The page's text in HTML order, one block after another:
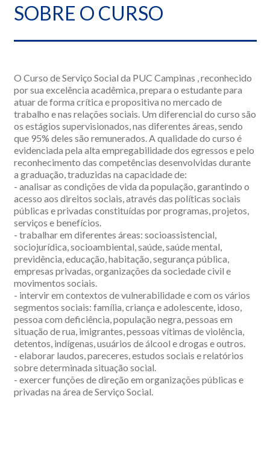
SOBRE O CURSO
O Curso de Serviço Social da PUC Campinas , reconhecido
por sua excelência acadêmica, prepara o estudante para
atuar de forma crítica e propositiva no mercado de
trabalho e nas relações sociais. Um diferencial do curso são
os estágios supervisionados, nas diferentes áreas, sendo
que 95% deles são remunerados. A qualidade do curso é
evidenciada pela alta empregabilidade dos egressos e pelo
reconhecimento das competências desenvolvidas durante
a graduação, traduzidas na capacidade de:
- analisar as condições de vida da população, garantindo o
acesso aos direitos sociais, através das políticas sociais
públicas e privadas constituídas por programas, projetos,
serviços e benefícios.
- trabalhar em diferentes áreas: socioassistencial,
sociojurídica, socioambiental, saúde, saúde mental,
previdência, educação, habitação, segurança pública,
empresas privadas, organizações da sociedade civil e
movimentos sociais.
- intervir em contextos de vulnerabilidade e com os vários
segmentos sociais: família, criança e adolescente, idoso,
pessoa com deficiência, população negra, pessoas em
situação de rua, imigrantes, pessoas vítimas de violência,
detentos, indígenas, usuários de álcool e drogas e outros.
- elaborar laudos, pareceres, estudos sociais e relatórios
sobre determinada situação social.
- exercer funções de direção em organizações públicas e
privadas na área de Serviço Social.